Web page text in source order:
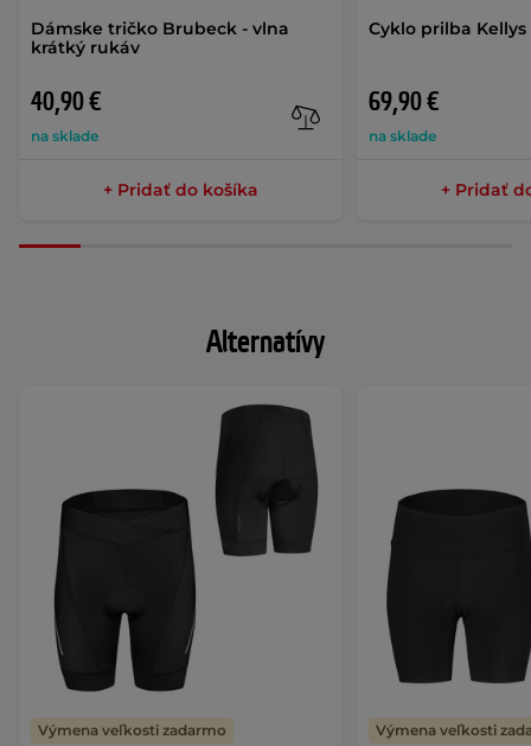
Dámske tričko Brubeck - vlna
krátký rukáv
40,90 €
na sklade
+ Pridať do košíka
Cyklo prilba
69,90 €
na sklade
+ Pridať
Alternatívy
Výmena veľkosti zadarmo Výmena veľkosti